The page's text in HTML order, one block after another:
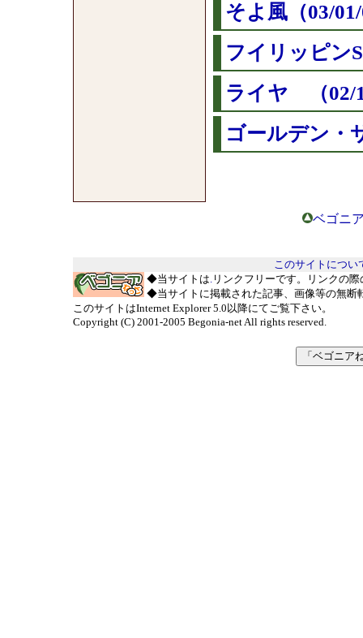
そよ風（03/
フイリッピン
ライヤ （02/
ゴールデン・
ベゴニ
このサイトについ
◆当サイトは. リンクフリーです。リンクの
◆当サイトに掲載された記事、画像等の無断
このサイトはInternet Explorer 5.0以降にてご覧下さい。
Copyright (C) 2001-2005 Begonia-net All rights reserved.